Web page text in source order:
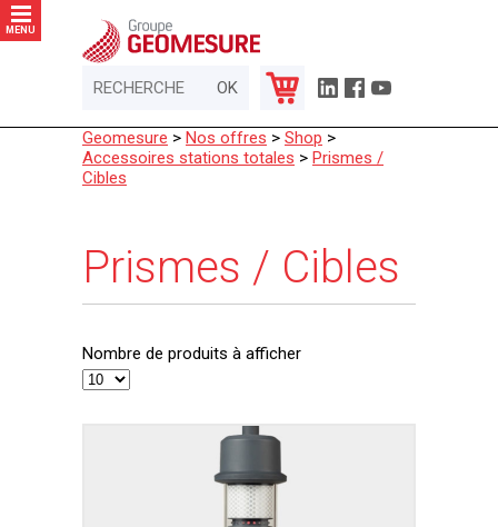
MENU
Geomesure > Nos offres > Shop >
Accessoires stations totales > Prismes /
Cibles
Prismes / Cibles
Nombre de produits à afficher
Panneau de gestion des cookies